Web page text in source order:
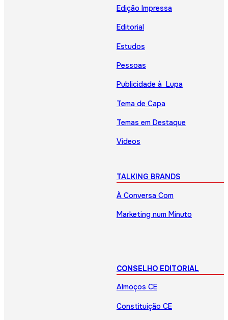
Edição Impressa
Editorial
Estudos
Pessoas
Publicidade à Lupa
Tema de Capa
Temas em Destaque
Vídeos
TALKING BRANDS
À Conversa Com
Marketing num Minuto
CONSELHO EDITORIAL
Almoços CE
Constituição CE